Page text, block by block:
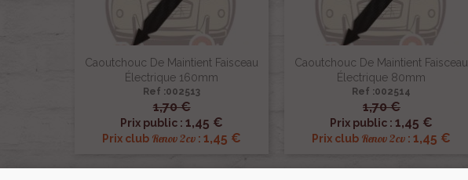
Caoutchouc De Maintient Faisceau
Électrique 160mm
Ref :002513
1,70 €
Prix public :1,45 €
Prix club Renov 2cv :1,45 €
 Aperçu rapide
Caoutchouc De Maintient Faisceau
Électrique 80mm
Ref :002514
1,70 €
Prix public :1,45 €
Prix club Renov 2cv :1,45 €
 Aperçu rapide